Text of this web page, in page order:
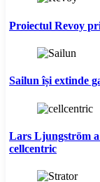
Proiectul Revoy
Sailun își extinde
Lars Ljungström
cellcentric